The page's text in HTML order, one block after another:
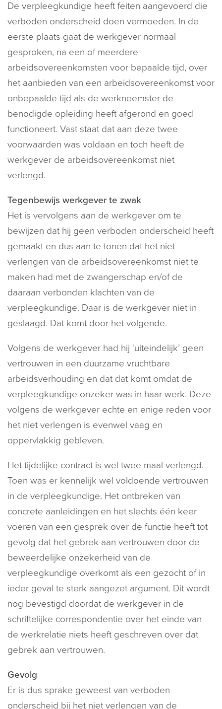
De verpleegkundige heeft feiten aangevoerd die
verboden onderscheid doen vermoeden. In de
eerste plaats gaat de werkgever normaal
gesproken, na een of meerdere
arbeidsovereenkomsten voor bepaalde tijd, over
het aanbieden van een arbeidsovereenkomst voor
onbepaalde tijd als de werkneemster de
benodigde opleiding heeft afgerond en goed
functioneert. Vast staat dat aan deze twee
voorwaarden was voldaan en toch heeft de
werkgever de arbeidsovereenkomst niet
verlengd.
Tegenbewijs werkgever te zwak
Het is vervolgens aan de werkgever om te
bewijzen dat hij geen verboden onderscheid heeft
gemaakt en dus aan te tonen dat het niet
verlengen van de arbeidsovereenkomst niet te
maken had met de zwangerschap en/of de
daaraan verbonden klachten van de
verpleegkundige. Daar is de werkgever niet in
geslaagd. Dat komt door het volgende.
Volgens de werkgever had hij ‘uiteindelijk’ geen
vertrouwen in een duurzame vruchtbare
arbeidsverhouding en dat dat komt omdat de
verpleegkundige onzeker was in haar werk. Deze
volgens de werkgever echte en enige reden voor
het niet verlengen is evenwel vaag en
oppervlakkig gebleven.
Het tijdelijke contract is wel twee maal verlengd.
Toen was er kennelijk wel voldoende vertrouwen
in de verpleegkundige. Het ontbreken van
concrete aanleidingen en het slechts één keer
voeren van een gesprek over de functie heeft tot
gevolg dat het gebrek aan vertrouwen door de
beweerdelijke onzekerheid van de
verpleegkundige overkomt als een gezocht of in
ieder geval te sterk aangezet argument. Dit wordt
nog bevestigd doordat de werkgever in de
schriftelijke correspondentie over het einde van
de werkrelatie niets heeft geschreven over dat
gebrek aan vertrouwen.
Gevolg
Er is dus sprake geweest van verboden
onderscheid bij het niet verlengen van de